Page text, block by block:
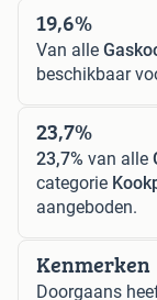
19,6%
Van alle
beschikbaar
23,7%
23,7% van alle
categorie
aangeboden.
Kenmerken
Doorgaans